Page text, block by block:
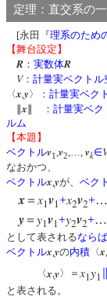
定理：直交系の
[永田『理系のため
【舞台設定】
R ： 実数体R
V： 計量実ベクトル
〈x,y 〉： 計量実ベク
∥x∥ ： 計量実ベク
ルム
【本題】
ベクトルv1 v2 vk∈
なおかつ、
ベクトルx,yが、 ベク
x ＝ x1v1+x2v2+…
y ＝ y1v1+y2v2+…
として表されるならば
ベクトルx,yの内積 〈x,
〈x,y 〉 ＝ x1y1
と表される。